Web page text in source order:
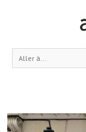
Aller à...